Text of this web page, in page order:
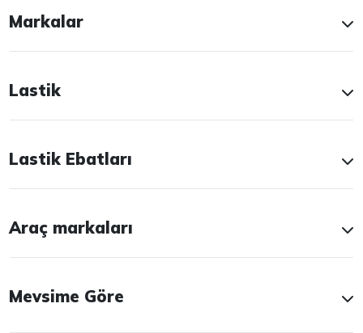
Markalar
Lastik
Lastik Ebatları
Araç markaları
Mevsime Göre